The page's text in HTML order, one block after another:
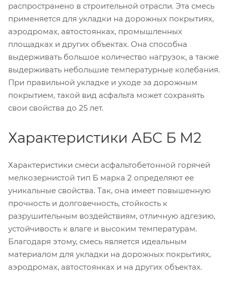
распространено в строительной отрасли. Эта смесь
применяется для укладки на дорожных покрытиях,
аэродромах, автостоянках, промышленных
площадках и других объектах. Она способна
выдерживать большое количество нагрузок, а также
выдерживать небольшие температурные колебания.
При правильной укладке и уходе за дорожным
покрытием, такой вид асфальта может сохранять
свои свойства до 25 лет.
Характеристики АБС Б М2
Характеристики смеси асфальтобетонной горячей
мелкозернистой тип Б марка 2 определяют ее
уникальные свойства. Так, она имеет повышенную
прочность и долговечность, стойкость к
разрушительным воздействиям, отличную адгезию,
устойчивость к влаге и высоким температурам.
Благодаря этому, смесь является идеальным
материалом для укладки на дорожных покрытиях,
аэродромах, автостоянках и на других объектах.